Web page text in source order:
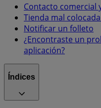
Contacto comercial
Tienda mal
Notificar un folleto
¿Encontraste un
aplicación?
Índices